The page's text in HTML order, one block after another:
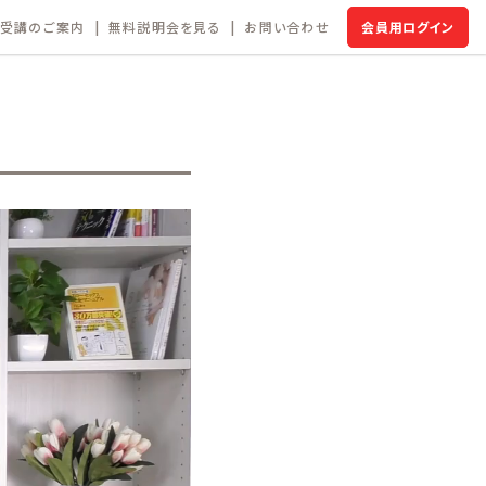
受講のご案内 無料説明会を見る お問い合わせ 会員用ログイン